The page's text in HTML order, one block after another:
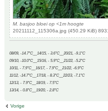
M. basjoo bloei op <1m hoogte
20211112_115306a.jpg (450.29 KiB)
08/09, -14.7°C__14/15, - 3.6°C__20/21, -9.1°C
09/10, -10.0°C__15/16, - 5.9°C__21/22, -5.2°C
10/11, - 7.9°C__16/17, - 7.9°C__21/22, -6.9°C
11/12, -14.7°C__17/18, - 8.3°C__22/23, -7.1°C
12/13, - 7.9°C__18/19, - 7.5°C
13/14, - 0.8°C__19/20, - 2.8°C
Vorige